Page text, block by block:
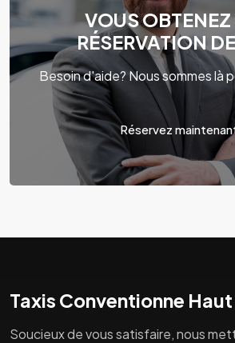
VOUS OBTENEZ
RÉSERVATION
Besoin d'aide? Nous sommes là
Réservez
Taxis Conventionne Haut
Soucieux de vous satisfaire, nous